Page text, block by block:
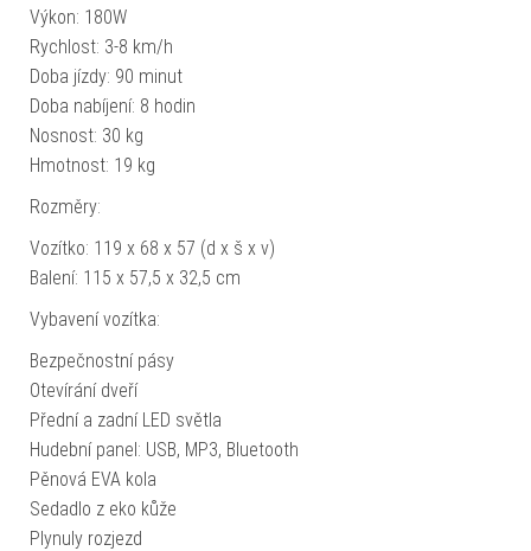
Výkon: 180W
Rychlost: 3-8 km/h
Doba jízdy: 90 minut
Doba nabíjení: 8 hodin
Nosnost: 30 kg
Hmotnost: 19 kg
Rozměry:
Vozítko: 119 x 68 x 57 (d x š x v)
Balení: 115 x 57,5 x 32,5 cm
Vybavení vozítka:
Bezpečnostní pásy
Otevírání dveří
Přední a zadní LED světla
Hudební panel: USB, MP3, Bluetooth
Pěnová EVA kola
Sedadlo z eko kůže
Plynuly rozjezd